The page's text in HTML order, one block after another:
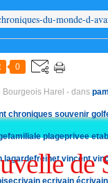
0
Harel - dans
chroniques souvenir
plageprivee
lagardefreinet vincent
ecrivain écrivain
de